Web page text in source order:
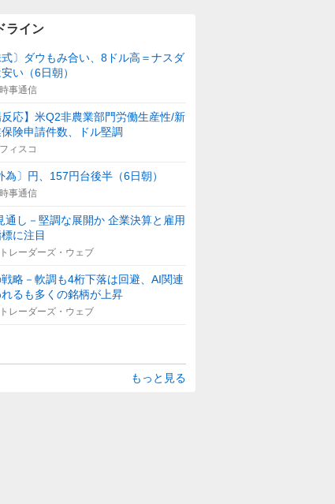
ライン
式〕ダウもみ合い、8ドル高＝ナスダ
い（6日朝）
時事通信
反応】米Q2非農業部門労働生産性/新
険申請件数、ドル堅調
フィスコ
為〕円、157円台後半（6日朝）
時事通信
通し－堅調な展開か 企業決算と雇用
に注目
トレーダーズ・ウェブ
略－軟調も4桁下落は回避、AI関連
るも多くの銘柄が上昇
トレーダーズ・ウェブ
もっと見る